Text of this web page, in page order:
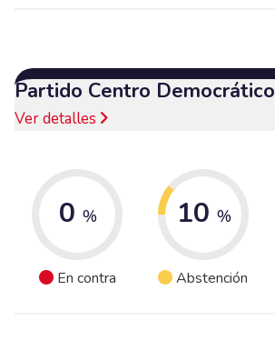
Partido Centro Democrático
Ver detalles
0 %
En contra
10 %
Abstención